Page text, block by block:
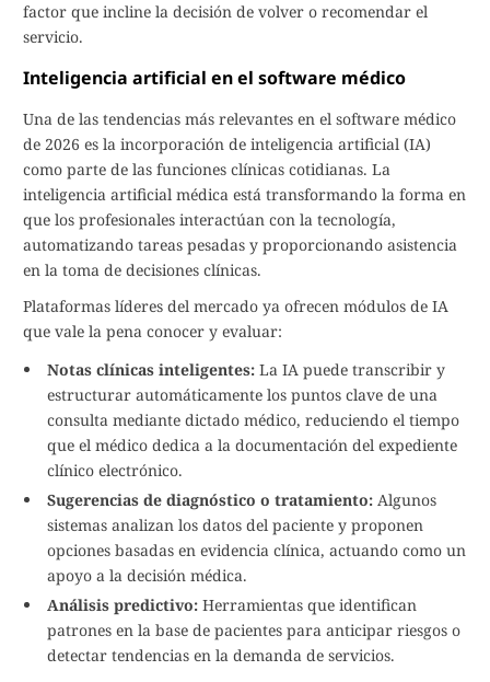
factor que incline la decisión de volver o recomendar el
servicio.
Inteligencia artificial en el software médico
Una de las tendencias más relevantes en el software médico
de 2026 es la incorporación de inteligencia artificial (IA)
como parte de las funciones clínicas cotidianas. La
inteligencia artificial médica está transformando la forma en
que los profesionales interactúan con la tecnología,
automatizando tareas pesadas y proporcionando asistencia
en la toma de decisiones clínicas.
Plataformas líderes del mercado ya ofrecen módulos de IA
que vale la pena conocer y evaluar:
Notas clínicas inteligentes: La IA puede transcribir y
estructurar automáticamente los puntos clave de una
consulta mediante dictado médico, reduciendo el tiempo
que el médico dedica a la documentación del expediente
clínico electrónico.
Sugerencias de diagnóstico o tratamiento: Algunos
sistemas analizan los datos del paciente y proponen
opciones basadas en evidencia clínica, actuando como un
apoyo a la decisión médica.
Análisis predictivo: Herramientas que identifican
patrones en la base de pacientes para anticipar riesgos o
detectar tendencias en la demanda de servicios.